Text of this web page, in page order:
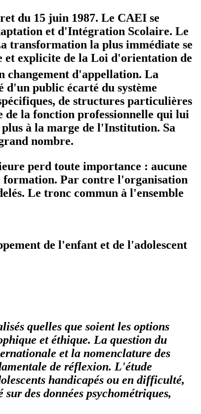
du 15 juin 1987. Le CAEI se
et d'Intégration Scolaire. Le
transformation la plus immédiate se
et explicite de la Loi d'orientation de
changement d'appellation. La
public écarté du système
de structures particulières
de la fonction professionnelle qui lui
à la marge de l'Institution. Sa
nombre.
perd toute importance : aucune
formation. Par contre l'organisation
Le tronc commun à l'ensemble
de l'enfant et de l'adolescent
quelles que soient les options
et éthique. La question du
et la nomenclature des
de réflexion. L'étude
handicapés ou en difficulté,
des données psychométriques,